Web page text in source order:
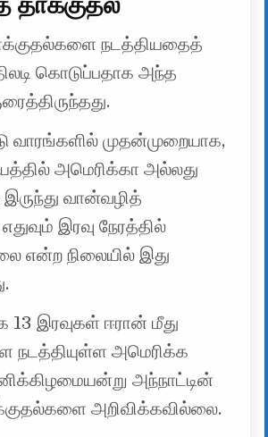
நடத்தியதைத்
கொடுப்பதாக அந்த
வாரங்களில் முதன்முறையாக,
அமெரிக்கா அல்லது
இருந்து வான்வழித்
இரவு நேரத்தில்
என்ற நிலையில் இது
13 இரவுகள் ஈரான் மீது
நடத்தியுள்ள அமெரிக்க
அந்நாட்டின்
அறிவிக்கவில்லை.